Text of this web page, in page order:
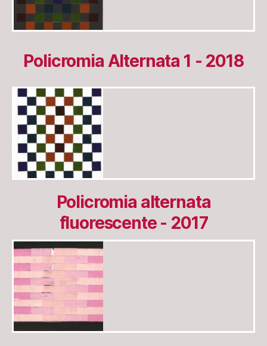
Policromia Alternata 1 - 2018
Policromia alternata
fluorescente - 2017